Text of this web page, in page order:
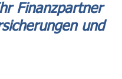
Finanzpartner
und